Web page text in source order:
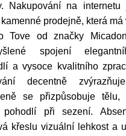
Nakupování na internetu
prodejně, která má
Tove od značky
spojení
a vysoce kvalitního
decentně
se přizpůsobuje tělu,
pohodlí při sezení.
křeslu vizuální lehkost a